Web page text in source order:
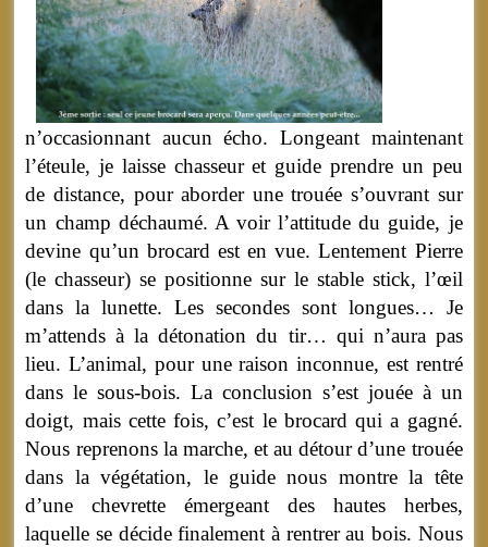
n’occasionnant aucun écho. Longeant maintenant
l’éteule, je laisse chasseur et guide prendre un peu
de distance, pour aborder une trouée s’ouvrant sur
un champ déchaumé. A voir l’attitude du guide, je
devine qu’un brocard est en vue. Lentement Pierre
(le chasseur) se positionne sur le stable stick, l’œil
dans la lunette. Les secondes sont longues… Je
m’attends à la détonation du tir… qui n’aura pas
lieu. L’animal, pour une raison inconnue, est rentré
dans le sous-bois. La conclusion s’est jouée à un
doigt, mais cette fois, c’est le brocard qui a gagné.
Nous reprenons la marche, et au détour d’une trouée
dans la végétation, le guide nous montre la tête
d’une chevrette émergeant des hautes herbes,
laquelle se décide finalement à rentrer au bois. Nous